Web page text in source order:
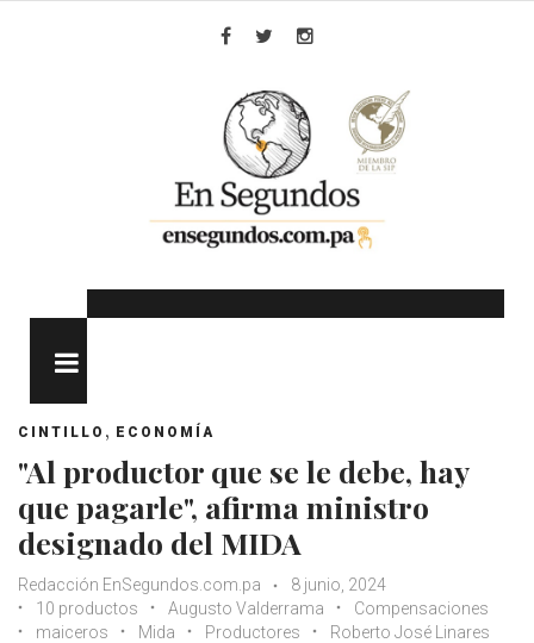
CINTILLO , ECONOMÍA
"Al productor que se le debe, hay
que pagarle", afirma ministro
designado del MIDA
Redacción EnSegundos.com.pa
8 junio, 2024
10 productos
Augusto Valderrama
Compensaciones
maiceros
Mida Productores Roberto José Linares